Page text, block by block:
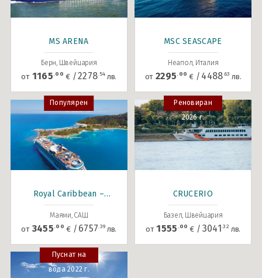
MS ARENA
Берн, Швейцария
от 1165.00 €/2278.54 лв.
MSC SEASCAPE
Неапол, Италия
от 2295.00 €/ 4488.63 лв.
Популярен
Royal Caribbean –
Navigator of the seas
Маями, САЩ
от 3455 .00 €/ 6757 .39 лв.
Реновиран
2026 г.
CRUCERIO
Базел, Швейцария
от 1555 .00 € / 3041.32 лв.
Пуснат на
вода 2022 г.